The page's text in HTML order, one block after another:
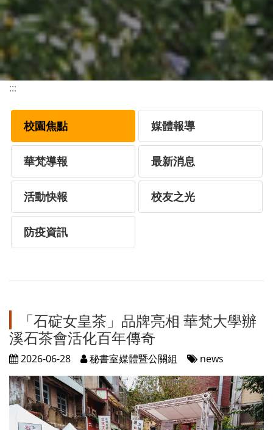
:::
校園焦點 媒體報導
華梵導報 最新消息
活動快報 校友之光
防疫資訊
「石碇女皇茶」品牌亮相 華梵大學辦
溪石茶會活化百年傳奇
2026-06-28 秘書室媒體暨公關組 news